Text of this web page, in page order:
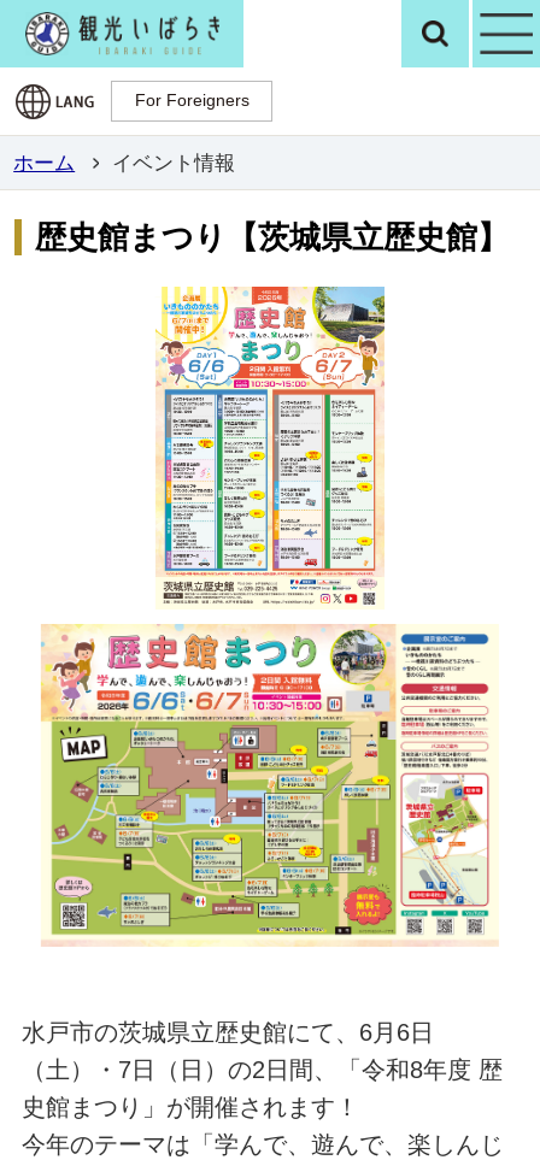
観光いばらき検
For Foreigners
For Foreigners
ホーム イベント情報
歴史館まつり【茨城県立歴史館】
水戸市の茨城県立歴史館にて、6月6日
（土）・7日（日）の2日間、「令和8年度 歴
史館まつり」が開催されます！
今年のテーマは「学んで、遊んで、楽しんじ